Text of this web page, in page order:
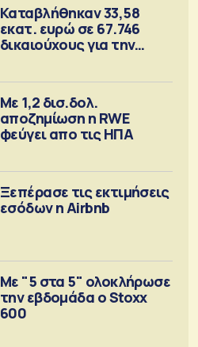
Καταβλήθηκαν 33,58
εκατ. ευρώ σε 67.746
δικαιούχους για την
Με 1,2 δισ.δολ.
αποζημίωση η RWE
φεύγει απο τις ΗΠΑ
Ξεπέρασε τις εκτιμήσεις
εσόδων η Airbnb
Με "5 στα 5" ολοκλήρωσε
την εβδομάδα ο Stoxx
600